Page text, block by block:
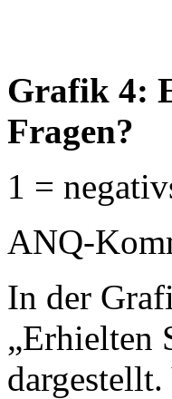
Grafik 4:
Fragen?
1 =
ANQ-
In der
„Erhielten